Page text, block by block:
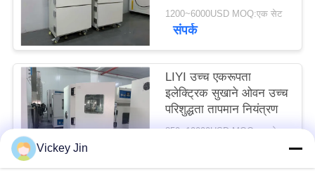
1200~6000USD MOQ:एक सेट
संपर्क
LIYI उच्च एकरूपता
इलेक्ट्रिक सुखाने ओवन उच्च
परिशुद्धता तापमान नियंत्रण
850~10000USD MOQ:एक सेट
Vickey Jin